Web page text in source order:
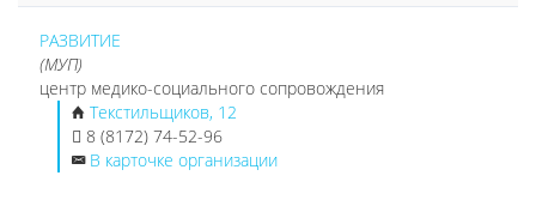
РАЗВИТИЕ
(МУП)
центр медико-социального сопровождения
Текстильщиков, 12
8 (8172) 74-52-96
В карточке организации